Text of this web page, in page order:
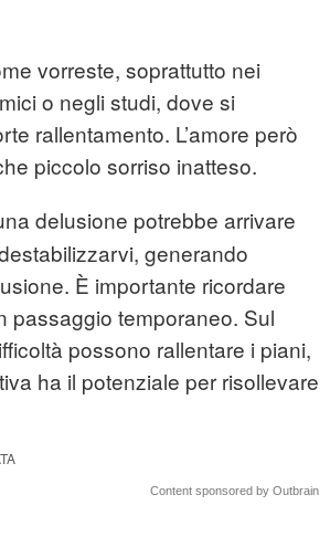
vorreste, soprattutto nei
o negli studi, dove si
rallentamento. L’amore però
piccolo sorriso inatteso.
delusione potrebbe arrivare
generando
È importante ricordare
passaggio temporaneo. Sul
possono rallentare i piani,
ha il potenziale per risollevare
Content sponsored by Outbrain